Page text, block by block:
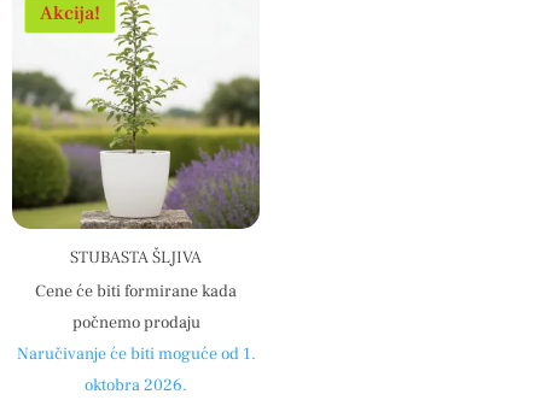
Akcija!
STUBASTA ŠLJIVA
Cene će biti formirane kada
počnemo prodaju
Naručivanje će biti moguće od 1.
oktobra 2026.